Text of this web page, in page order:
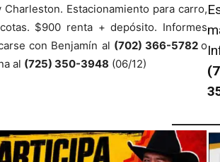
Charleston. Estacionamiento para carro,
$900 renta + depósito. Informes
con Benjamín al (702) 366-5782o
al (725) 350-3948 (06/12)